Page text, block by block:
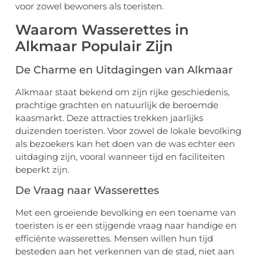
voor zowel bewoners als toeristen.
Waarom Wasserettes in
Alkmaar Populair Zijn
De Charme en Uitdagingen van Alkmaar
Alkmaar staat bekend om zijn rijke geschiedenis,
prachtige grachten en natuurlijk de beroemde
kaasmarkt. Deze attracties trekken jaarlijks
duizenden toeristen. Voor zowel de lokale bevolking
als bezoekers kan het doen van de was echter een
uitdaging zijn, vooral wanneer tijd en faciliteiten
beperkt zijn.
De Vraag naar Wasserettes
Met een groeiende bevolking en een toename van
toeristen is er een stijgende vraag naar handige en
efficiënte wasserettes. Mensen willen hun tijd
besteden aan het verkennen van de stad, niet aan